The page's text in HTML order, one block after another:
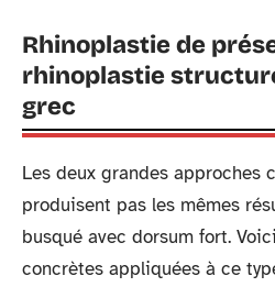
Rhinoplastie de
rhinoplastie
grec
Les deux grandes approches
produisent pas les mêmes
busqué avec dorsum fort.
concrètes appliquées à ce